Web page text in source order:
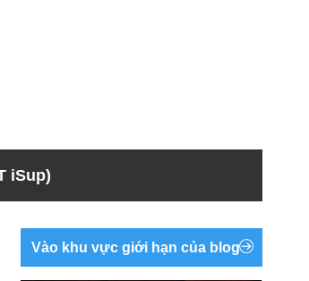
iSup)
Vào khu vực giới hạn của blog